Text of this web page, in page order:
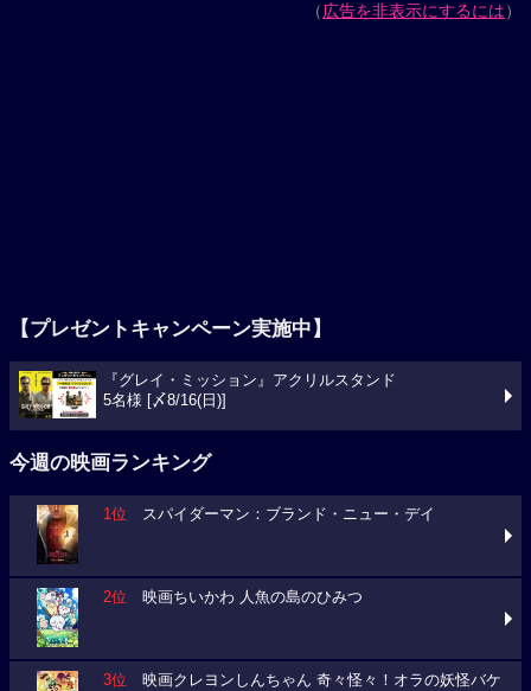
（広告を非表示にするには）
【プレゼントキャンペーン実施中】
『グレイ・ミッション』アクリルスタンド
5名様 [〆8/16(日)]
今週の映画ランキング
1位 スパイダーマン：ブランド・ニュー・デイ
2位 映画ちいかわ 人魚の島のひみつ
3位 映画クレヨンしんちゃん 奇々怪々！オラの妖怪バケ